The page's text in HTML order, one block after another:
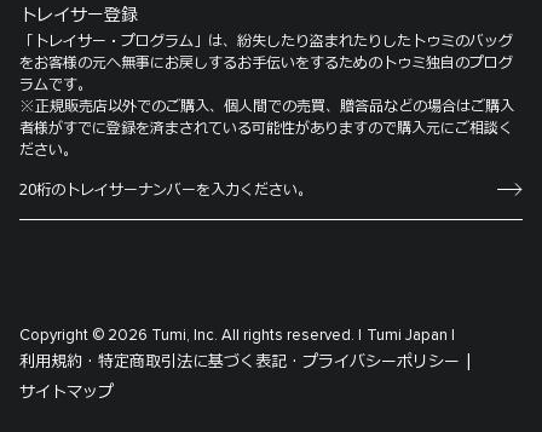
トレイサー登録
「トレイサー・プログラム」は、紛失したり盗まれたりしたトゥミのバッグ
をお客様の元へ無事にお戻しするお手伝いをするためのトゥミ独自のプログ
ラムです。
※正規販売店以外でのご購入、個人間での売買、贈答品などの場合はご購入
者様がすでに登録を済まされている可能性がありますので購入元にご相談く
ださい。
Copyright © 2026 Tumi, Inc. All rights reserved. | Tumi Japan |
利用規約 · 特定商取引法に基づく表記 · プライバシーポリシー |
サイトマップ